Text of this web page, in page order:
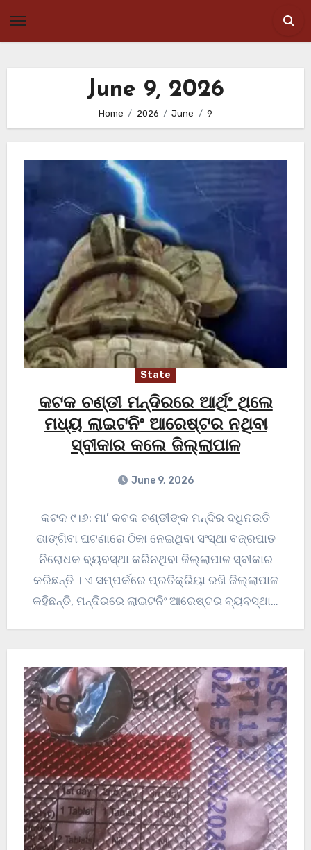
June 9, 2026
Home 2026 June 9
State
କଟକ ଚଣ୍ଡୀ ମନ୍ଦିରରେ ଆର୍ଥିଂ ଥିଲେ
ମଧ୍ୟ ଲାଇଟନିଂ ଆରେଷ୍ଟର ନଥିବା
ସ୍ବୀକାର କଲେ ଜିଲ୍ଲାପାଳ
June 9, 2026
କଟକ ୯।୬: ମା’ କଟକ ଚଣ୍ଡୀଙ୍କ ମନ୍ଦିର ଦଧିନଉତି
ଭାଙ୍ଗିବା ଘଟଣାରେ ଠିକା ନେଇଥିବା ସଂସ୍ଥା ବଜ୍ରପାତ
ନିରୋଧକ ବ୍ୟବସ୍ଥା କରିନଥିବା ଜିଲ୍ଲାପାଳ ସ୍ବୀକାର
କରିଛନ୍ତି । ଏ ସମ୍ପର୍କରେ ପ୍ରତିକ୍ରିୟା ରଖି ଜିଲ୍ଲାପାଳ
କହିଛନ୍ତି, ମନ୍ଦିରରେ ଲାଇଟନିଂ ଆରେଷ୍ଟର ବ୍ୟବସ୍ଥା…